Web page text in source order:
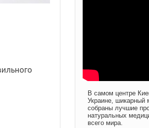
В самом центре
Украине, шикарный
собраны лучшие
натуральных
всего мира.